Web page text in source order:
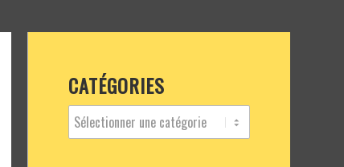
CATÉGORIES